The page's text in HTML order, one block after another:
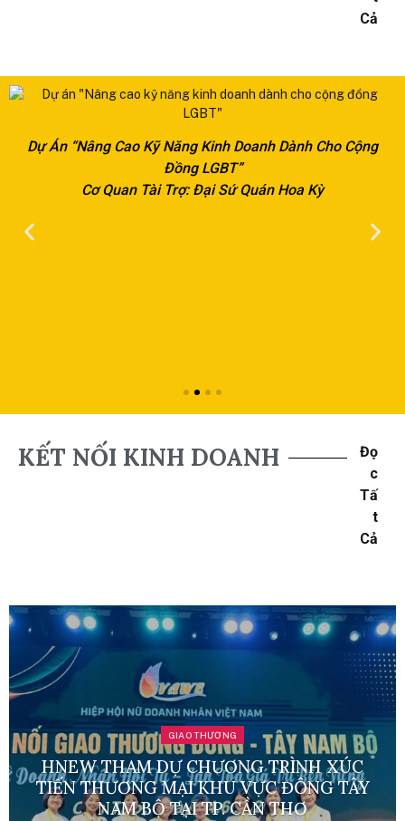
Cả
Dự Án “Nâng Cao Kỹ Năng Kinh Doanh Dành Cho Cộng
Đồng LGBT”
Cơ Quan Tài Trợ: Đại Sứ Quán Hoa Kỳ
KẾT NỐI KINH DOANH
Đọ
c
Tấ
t
Cả
GIAO THƯƠNG
HNEW THAM DỰ CHƯƠNG TRÌNH XÚC
TIẾN THƯƠNG MẠI KHU VỰC ĐÔNG TÂY
NAM BỘ TẠI TP. CẦN THƠ